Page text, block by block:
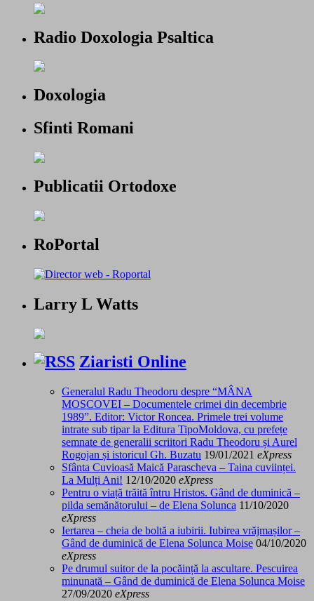
Radio Doxologia Psaltica
Doxologia
Sfinti Romani
Publicatii Ortodoxe
RoPortal
Larry L Watts
Ziaristi Online
Generalul Radu Theodoru despre “MÂNA
MOSCOVEI – Documentele crimei din decembrie
1989”. Editor: Victor Roncea. Primele trei volume
intrate sub tipar la Editura TipoMoldova, cu prefețe
semnate de generalii scriitori Radu Theodoru și Aurel
Rogojan și istoricul Gh. Buzatu 19/01/2021 eXpress
Sfânta Cuvioasă Maică Parascheva – Taina cuviinței.
La Mulți Ani! 12/10/2020 eXpress
Pentru o viață trăită întru Hristos. Gând de duminică –
pilda semănătorului – de Elena Solunca 11/10/2020
eXpress
Iertarea – cheia de boltă a iubirii. Iubirea vrăjmașilor –
Gând de duminică de Elena Solunca Moise 04/10/2020
eXpress
Pe drumul suitor de la pocăință la ascultare. Pescuirea
minunată – Gând de duminică de Elena Solunca Moise
27/09/2020 eXpress